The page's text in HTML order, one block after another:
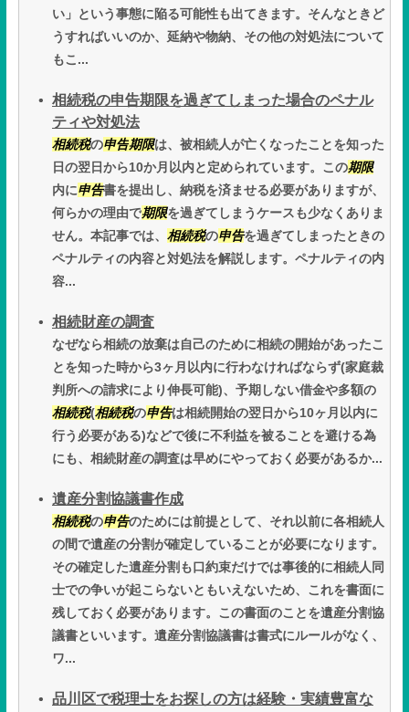
い」という事態に陥る可能性も出てきます。そんなときど
うすればいいのか、延納や物納、その他の対処法について
もこ...
相続税の申告期限を過ぎてしまった場合のペナル
ティや対処法
相続税の申告期限は、被相続人が亡くなったことを知った
日の翌日から10か月以内と定められています。この期限
内に申告書を提出し、納税を済ませる必要がありますが、
何らかの理由で期限を過ぎてしまうケースも少なくありま
せん。本記事では、 相続税の申告を過ぎてしまったときの
ペナルティの内容と対処法を解説します。ペナルティの内
容...
相続財産の調査
なぜなら相続の放棄は自己のために相続の開始があったこ
とを知った時から3ヶ月以内に行わなければならず(家庭裁
判所への請求により伸長可能)、予期しない借金や多額の
相続税(相続税の申告は相続開始の翌日から10ヶ月以内に
行う必要がある)などで後に不利益を被ることを避ける為
にも、相続財産の調査は早めにやっておく必要があるか...
遺産分割協議書作成
相続税の申告のためには前提として、それ以前に各相続人
の間で遺産の分割が確定していることが必要になります。
その確定した遺産分割も口約束だけでは事後的に相続人同
士での争いが起こらないともいえないため、これを書面に
残しておく必要があります。この書面のことを遺産分割協
議書といいます。遺産分割協議書は書式にルールがなく、
ワ...
品川区で税理士をお探しの方は経験・実績豊富な